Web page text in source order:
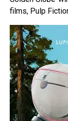
films, Pulp